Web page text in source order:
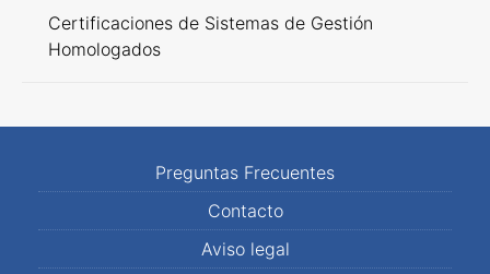
Certificaciones de Sistemas de Gestión
Homologados
Preguntas Frecuentes
Contacto
Aviso legal